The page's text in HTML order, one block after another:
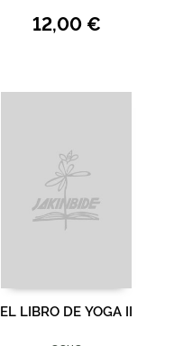
12,00 €
EL LIBRO DE YOGA II